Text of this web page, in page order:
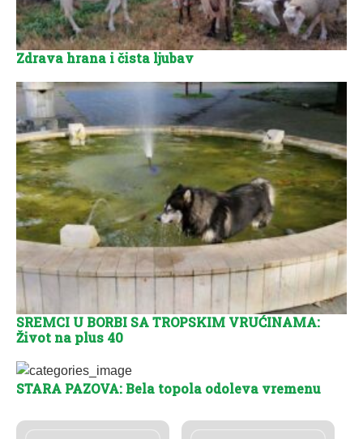
Zdrava hrana i čista ljubav
SREMCI U BORBI SA TROPSKIM VRUĆINAMA:
Život na plus 40
STARA PAZOVA: Bela topola odoleva vremenu